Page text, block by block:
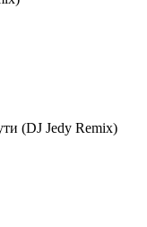
(DJ Jedy Remix)